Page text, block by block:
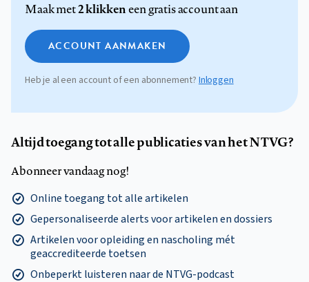
Maak met2 klikkeneen gratis account aan
ACCOUNT AANMAKEN
Heb je al een account of een abonnement?Inloggen
Altijd toegang tot alle publicaties van het NTVG?
Abonneer vandaag nog!
Online toegang tot alle artikelen
Gepersonaliseerde alerts voor artikelen en dossiers
Artikelen voor opleiding en nascholing mét
geaccrediteerde toetsen
Onbeperkt luisteren naar de NTVG-podcast